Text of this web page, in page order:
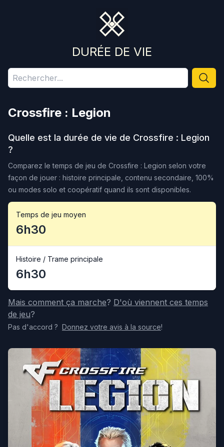
DURÉE DE VIE
Crossfire : Legion
Quelle est la durée de vie de Crossfire : Legion
?
Comparez le temps de jeu de Crossfire : Legion selon votre
façon de jouer : histoire principale, contenu secondaire, 100%
ou modes solo et coopératif quand ils sont disponibles.
Temps de jeu moyen
6h30
Histoire / Trame principale
6h30
Mais comment ça marche? D'où viennent ces temps
de jeu?
Pas d'accord ? Donnez votre avis à la source!